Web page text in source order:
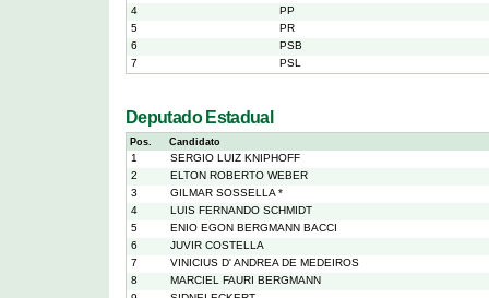
4
PP
5
PR
6
PSB
7
PSL
Deputado Estadual
Pos. Candidato
1
SERGIO LUIZ KNIPHOFF
2
ELTON ROBERTO WEBER
3
GILMAR SOSSELLA *
4
LUIS FERNANDO SCHMIDT
5
ENIO EGON BERGMANN BACCI
6
JUVIR COSTELLA
7
VINICIUS D' ANDREA DE MEDEIROS
8
MARCIEL FAURI BERGMANN